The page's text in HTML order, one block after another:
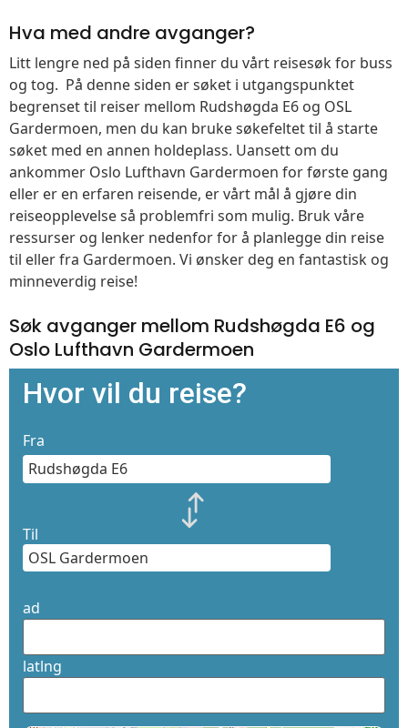
Hva med andre avganger?
Litt lengre ned på siden finner du vårt reisesøk for buss
og tog. På denne siden er søket i utgangspunktet
begrenset til reiser mellom Rudshøgda E6 og OSL
Gardermoen, men du kan bruke søkefeltet til å starte
søket med en annen holdeplass. Uansett om du
ankommer Oslo Lufthavn Gardermoen for første gang
eller er en erfaren reisende, er vårt mål å gjøre din
reiseopplevelse så problemfri som mulig. Bruk våre
ressurser og lenker nedenfor for å planlegge din reise
til eller fra Gardermoen. Vi ønsker deg en fantastisk og
minneverdig reise!
Søk avganger mellom Rudshøgda E6 og
Oslo Lufthavn Gardermoen
Hvor vil du reise?
Fra
Til
ad
latlng